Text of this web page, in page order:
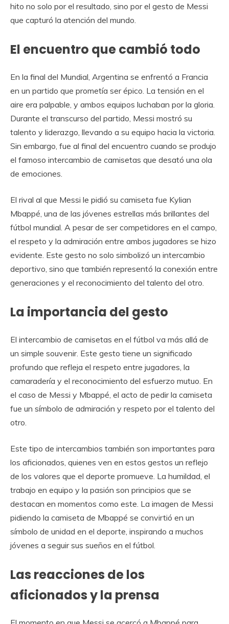
hito no solo por el resultado, sino por el gesto de Messi
que capturó la atención del mundo.
El encuentro que cambió todo
En la final del Mundial, Argentina se enfrentó a Francia
en un partido que prometía ser épico. La tensión en el
aire era palpable, y ambos equipos luchaban por la gloria.
Durante el transcurso del partido, Messi mostró su
talento y liderazgo, llevando a su equipo hacia la victoria.
Sin embargo, fue al final del encuentro cuando se produjo
el famoso intercambio de camisetas que desató una ola
de emociones.
El rival al que Messi le pidió su camiseta fue Kylian
Mbappé, una de las jóvenes estrellas más brillantes del
fútbol mundial. A pesar de ser competidores en el campo,
el respeto y la admiración entre ambos jugadores se hizo
evidente. Este gesto no solo simbolizó un intercambio
deportivo, sino que también representó la conexión entre
generaciones y el reconocimiento del talento del otro.
La importancia del gesto
El intercambio de camisetas en el fútbol va más allá de
un simple souvenir. Este gesto tiene un significado
profundo que refleja el respeto entre jugadores, la
camaradería y el reconocimiento del esfuerzo mutuo. En
el caso de Messi y Mbappé, el acto de pedir la camiseta
fue un símbolo de admiración y respeto por el talento del
otro.
Este tipo de intercambios también son importantes para
los aficionados, quienes ven en estos gestos un reflejo
de los valores que el deporte promueve. La humildad, el
trabajo en equipo y la pasión son principios que se
destacan en momentos como este. La imagen de Messi
pidiendo la camiseta de Mbappé se convirtió en un
símbolo de unidad en el deporte, inspirando a muchos
jóvenes a seguir sus sueños en el fútbol.
Las reacciones de los
aficionados y la prensa